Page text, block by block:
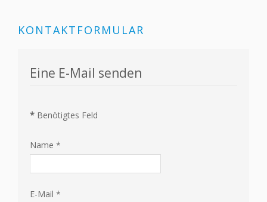
KONTAKTFORMULAR
Eine E-Mail senden
* Benötigtes Feld
Name *
E-Mail *